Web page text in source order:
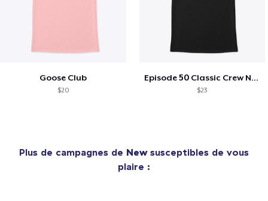
Goose Club
$20
Episode 50 Classic Crew Neck T-Shirt
$23
Plus de campagnes de Newsusceptibles de vous
plaire :